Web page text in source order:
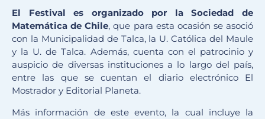
El Festival es organizado por la Sociedad de
Matemática de Chile, que para esta ocasión se asoció
con la Municipalidad de Talca, la U. Católica del Maule
y la U. de Talca. Además, cuenta con el patrocinio y
auspicio de diversas instituciones a lo largo del país,
entre las que se cuentan el diario electrónico El
Mostrador y Editorial Planeta.
Más información de este evento, la cual incluye la